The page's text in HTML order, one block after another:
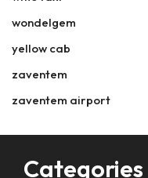
wondelgem
yellow cab
zaventem
zaventem airport
Categories